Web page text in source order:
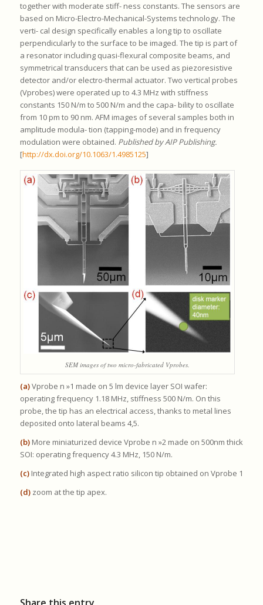
together with moderate stiff- ness constants. The sensors are
based on Micro-Electro-Mechanical-Systems technology. The
verti- cal design specifically enables a long tip to oscillate
perpendicularly to the surface to be imaged. The tip is part of
a resonator including quasi-flexural composite beams, and
symmetrical transducers that can be used as piezoresistive
detector and/or electro-thermal actuator. Two vertical probes
(Vprobes) were operated up to 4.3 MHz with stiffness
constants 150 N/m to 500 N/m and the capa- bility to oscillate
from 10 pm to 90 nm. AFM images of several samples both in
amplitude modula- tion (tapping-mode) and in frequency
modulation were obtained. Published by AIP Publishing.
[http://dx.doi.org/10.1063/1.4985125]
SEM images of two micro-fabricated Vprobes.
(a)Vprobe n »1 made on 5 lm device layer SOI wafer:
operating frequency 1.18 MHz, stiffness 500 N/m. On this
probe, the tip has an electrical access, thanks to metal lines
deposited onto lateral beams 4,5.
(b)More miniaturized device Vprobe n »2 made on 500nm thick
SOI: operating frequency 4.3 MHz, 150 N/m.
(c)Integrated high aspect ratio silicon tip obtained on Vprobe 1
(d)zoom at the tip apex.